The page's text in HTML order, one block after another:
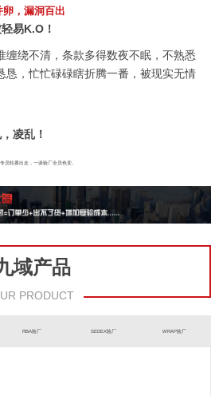
，漏洞百出
易K.O！
缠绕不清，条款多得数夜不眠，不熟悉
恳，忙忙碌碌瞎折腾一番，被现实无情
凌乱！
员轮番出走，一谈验厂全员色变。
域产品
PRODUCT
RBA验厂 SEDEX验厂 WRAP验厂